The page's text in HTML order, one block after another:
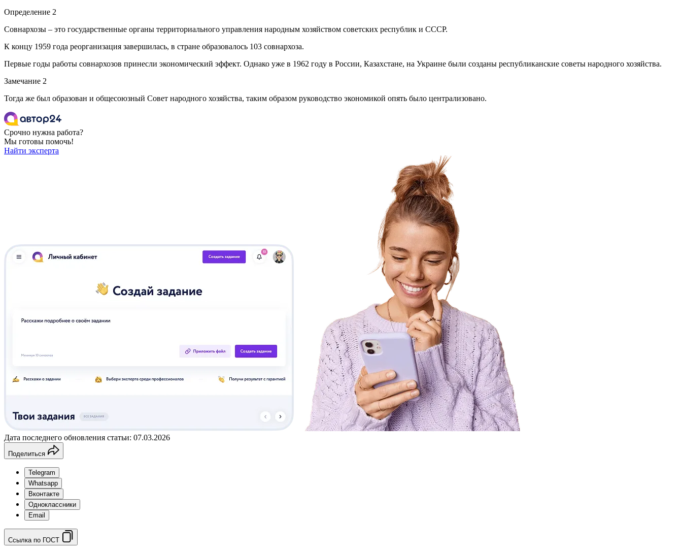
Определение 2
Совнархозы – это государственные органы территориального управления народным хозяйством советских республик и СССР.
К концу 1959 года реорганизация завершилась, в стране образовалось 103 совнархоза.
Первые годы работы совнархозов принесли экономический эффект. Однако уже в 1962 году в России, Казахстане, на Украине были созданы республиканские советы народного хозяйства.
Замечание 2
Тогда же был образован и общесоюзный Совет народного хозяйства, таким образом руководство экономикой опять было централизовано.
Срочно нужна работа?
Мы готовы помочь!
Найти эксперта
Дата последнего обновления статьи: 07.03.2026
Поделиться
Telegram
Whatsapp
Вконтакте
Одноклассники
Email
Ссылка по ГОСТ